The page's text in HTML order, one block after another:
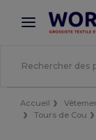
× Appli
Meilleurs
Accueil
Tours de Cou